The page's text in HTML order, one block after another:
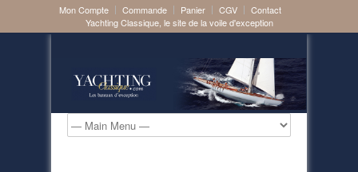
Mon Compte Commande Panier CGV
Contact
Yachting Classique, le site de la voile d'exception